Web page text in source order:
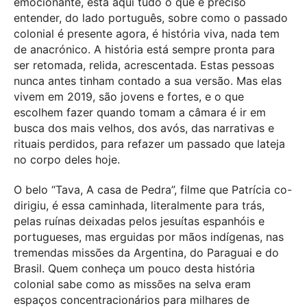
entender, do lado português, sobre como o passado
colonial é presente agora, é história viva, nada tem
de anacrónico. A história está sempre pronta para
ser retomada, relida, acrescentada. Estas pessoas
nunca antes tinham contado a sua versão. Mas elas
vivem em 2019, são jovens e fortes, e o que
escolhem fazer quando tomam a câmara é ir em
busca dos mais velhos, dos avós, das narrativas e
rituais perdidos, para refazer um passado que lateja
no corpo deles hoje.
O belo “Tava, A casa de Pedra”, filme que Patrícia co-
dirigiu, é essa caminhada, literalmente para trás,
pelas ruínas deixadas pelos jesuítas espanhóis e
portugueses, mas erguidas por mãos indígenas, nas
tremendas missões da Argentina, do Paraguai e do
Brasil. Quem conheça um pouco desta história
colonial sabe como as missões na selva eram
espaços concentracionários para milhares de